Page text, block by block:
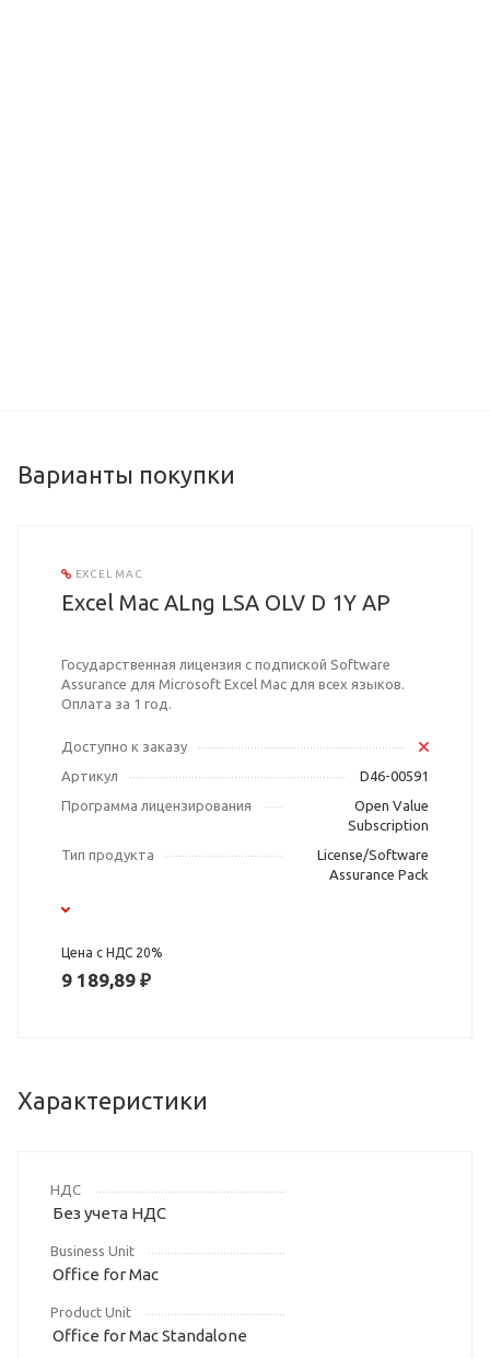
Варианты покупки
EXCEL MAC
Excel Mac ALng LSA OLV D 1Y AP
Государственная лицензия с подпиской Software
Assurance для Microsoft Excel Mac для всех языков.
Оплата за 1 год.
Доступно к заказу
Артикул
D46-00591
Программа лицензирования
Open Value
Subscription
Тип продукта
License/Software
Assurance Pack
Цена с НДС 20%
9 189,89 ₽
Характеристики
НДС
Без учета НДС
Business Unit
Office for Mac
Product Unit
Office for Mac Standalone